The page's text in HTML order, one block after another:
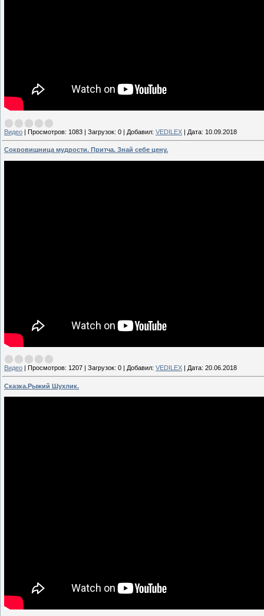
Видео | Просмотров: 1083 | Загрузок: 0 | Добавил: VEDILEX | Дата: 10.09.2018
Сокровищница мудрости. Притча. Знай себе цену.
Видео | Просмотров: 1207 | Загрузок: 0 | Добавил: VEDILEX | Дата: 20.06.2018
Сказка.Рыжий Шухлик.